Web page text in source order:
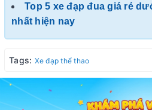
Top 5 xe đạp đua giá rẻ
nhất hiện nay
Tags: Xe đạp thể thao